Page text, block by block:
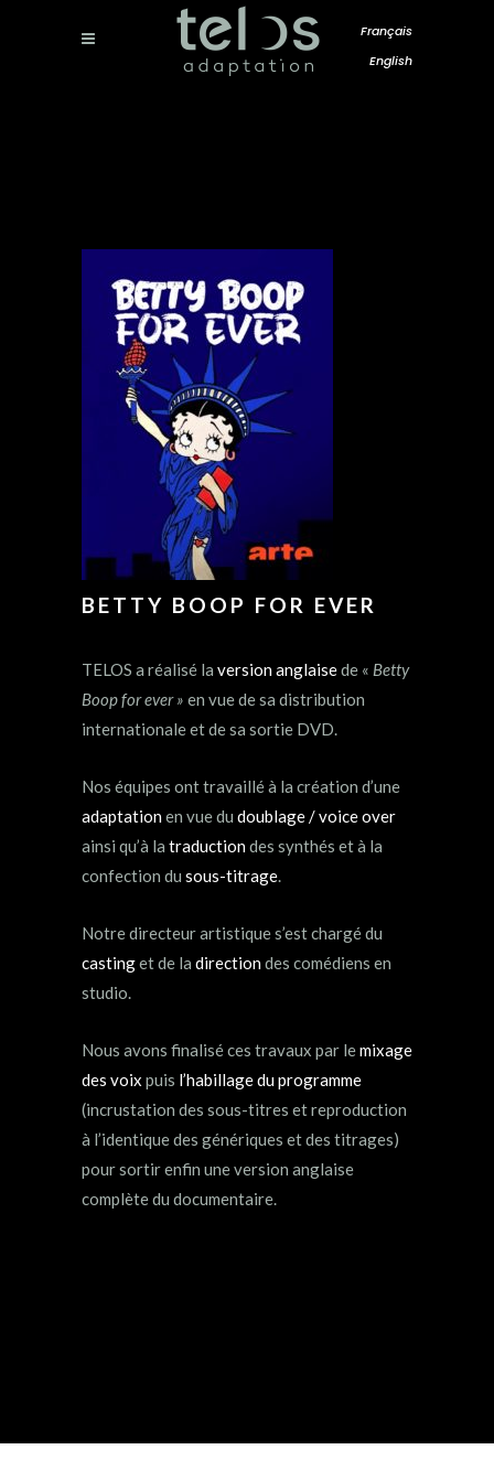
Français
English
BETTY BOOP FOR EVER
TELOS a réalisé la version anglaisede « Betty
Boop for ever » en vue de sa distribution
internationale et de sa sortie DVD.
Nos équipes ont travaillé à la création d’une
adaptationen vue du doublage / voice over
ainsi qu’à la traductiondes synthés et à la
confection du sous-titrage.
Notre directeur artistique s’est chargé du
castinget de la directiondes comédiens en
studio.
Nous avons finalisé ces travaux par lemixage
des voix puis l’habillage du programme
(incrustation des sous-titres et reproduction
à l’identique des génériques et des titrages)
pour sortir enfin une version anglaise
complète du documentaire.